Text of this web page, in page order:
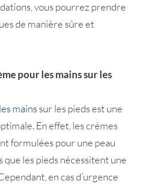
vous pourrez prendre
de manière sûre et
pour les mains sur les
mainssur les pieds est une
En effet, les crèmes
formulées pour une peau
que les pieds nécessitent une
en cas d’urgence